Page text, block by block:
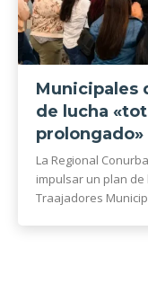
Municipales
de lucha
La Regional
impulsar un plan
Traajadores